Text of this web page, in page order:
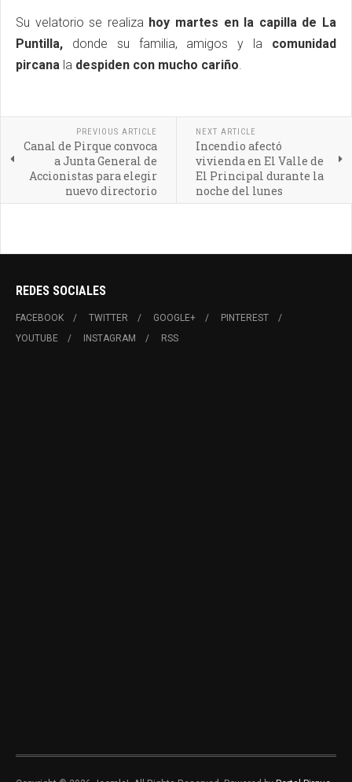
Su velatorio se realiza hoy martes en la capilla de La
Puntilla, donde su familia, amigos y la comunidad
pircana la despiden con mucho cariño.
PREVIOUS ARTICLE
Canal de Pirque convoca
a Junta General de
Accionistas para elegir
nuevo directorio
NEXT ARTICLE
Incendio afectó
vivienda en El Valle de
El Principal durante la
noche del lunes
REDES SOCIALES
FACEBOOK TWITTER GOOGLE+
PINTEREST
YOUTUBE
INSTAGRAM RSS